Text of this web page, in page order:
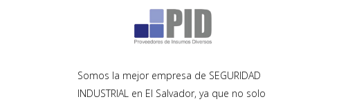
Somos la mejor empresa de SEGURIDAD
INDUSTRIAL en El Salvador, ya que no solo